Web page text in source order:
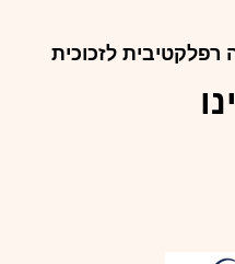
רפלקטיבית לזכוכית